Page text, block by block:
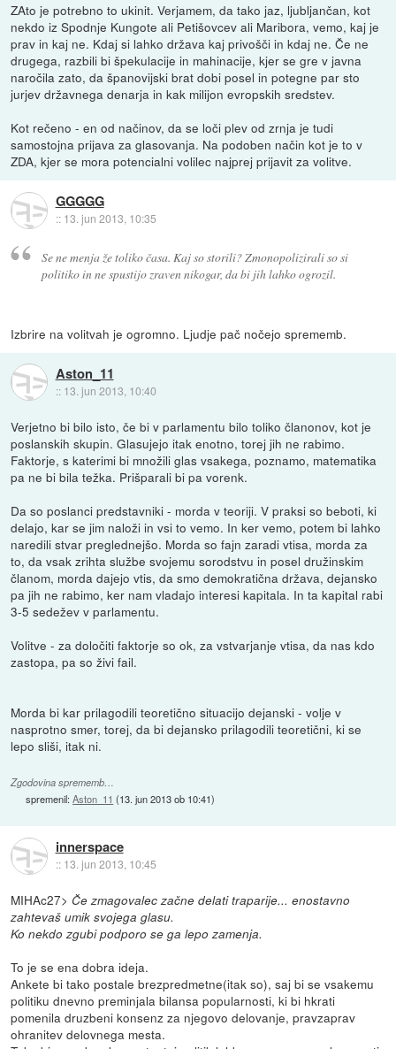
ZAto je potrebno to ukinit. Verjamem, da tako jaz, ljubljančan, kot
nekdo iz Spodnje Kungote ali Petišovcev ali Maribora, vemo, kaj je
prav in kaj ne. Kdaj si lahko država kaj privošči in kdaj ne. Če ne
drugega, razbili bi špekulacije in mahinacije, kjer se gre v javna
naročila zato, da španovijski brat dobi posel in potegne par sto
jurjev državnega denarja in kak milijon evropskih sredstev.
Kot rečeno - en od načinov, da se loči plev od zrnja je tudi
samostojna prijava za glasovanja. Na podoben način kot je to v
ZDA, kjer se mora potencialni volilec najprej prijavit za volitve.
GGGGG
:: 13. jun 2013, 10:35
Se ne menja že toliko časa. Kaj so storili? Zmonopolizirali so si
politiko in ne spustijo zraven nikogar, da bi jih lahko ogrozil.
Izbrire na volitvah je ogromno. Ljudje pač nočejo sprememb.
Aston_11
:: 13. jun 2013, 10:40
Verjetno bi bilo isto, če bi v parlamentu bilo toliko članonov, kot je
poslanskih skupin. Glasujejo itak enotno, torej jih ne rabimo.
Faktorje, s katerimi bi množili glas vsakega, poznamo, matematika
pa ne bi bila težka. Prišparali bi pa vorenk.
Da so poslanci predstavniki - morda v teoriji. V praksi so beboti, ki
delajo, kar se jim naloži in vsi to vemo. In ker vemo, potem bi lahko
naredili stvar preglednejšo. Morda so fajn zaradi vtisa, morda za
to, da vsak zrihta službe svojemu sorodstvu in posel družinskim
članom, morda dajejo vtis, da smo demokratična država, dejansko
pa jih ne rabimo, ker nam vladajo interesi kapitala. In ta kapital rabi
3-5 sedežev v parlamentu.
Volitve - za določiti faktorje so ok, za vstvarjanje vtisa, da nas kdo
zastopa, pa so živi fail.
Morda bi kar prilagodili teoretično situacijo dejanski - volje v
nasprotno smer, torej, da bi dejansko prilagodili teoretični, ki se
lepo sliši, itak ni.
Zgodovina sprememb…
spremenil:Aston_11 (13. jun 2013 ob 10:41)
innerspace
:: 13. jun 2013, 10:45
MIHAc27> Če zmagovalec začne delati traparije... enostavno
zahtevaš umik svojega glasu.
Ko nekdo zgubi podporo se ga lepo zamenja.
To je se ena dobra ideja.
Ankete bi tako postale brezpredmetne(itak so), saj bi se vsakemu
politiku dnevno preminjala bilansa popularnosti, ki bi hkrati
pomenila druzbeni konsenz za njegovo delovanje, pravzaprav
ohranitev delovnega mesta.